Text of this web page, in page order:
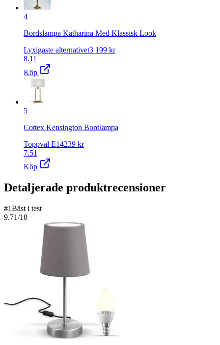
4
Bordslampa Katharina Med Klassisk Look
Lyxigaste alternativet3 199 kr
8.11
Köp
5
Cottex Kensington Bordlampa
Toppval E14239 kr
7.51
Köp
Detaljerade produktrecensioner
#1Bäst i test
9.71/10